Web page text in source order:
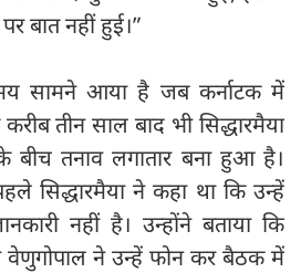
बात नहीं हुई।”
सामने आया है जब कर्नाटक में
तीन साल बाद भी सिद्धारमैया
तनाव लगातार बना हुआ है।
सिद्धारमैया ने कहा था कि उन्हें
नहीं है। उन्होंने बताया कि
वेणुगोपाल ने उन्हें फोन कर बैठक में